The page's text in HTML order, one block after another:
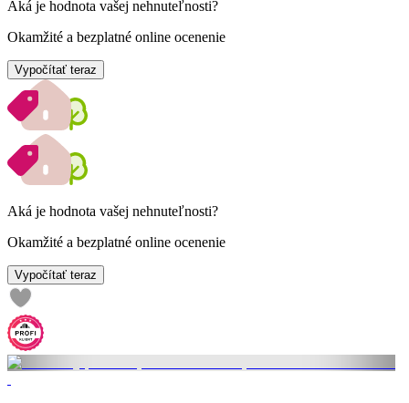
Aká je hodnota vašej nehnuteľnosti?
Okamžité a bezplatné online ocenenie
Vypočítať teraz
Aká je hodnota vašej nehnuteľnosti?
Okamžité a bezplatné online ocenenie
Vypočítať teraz